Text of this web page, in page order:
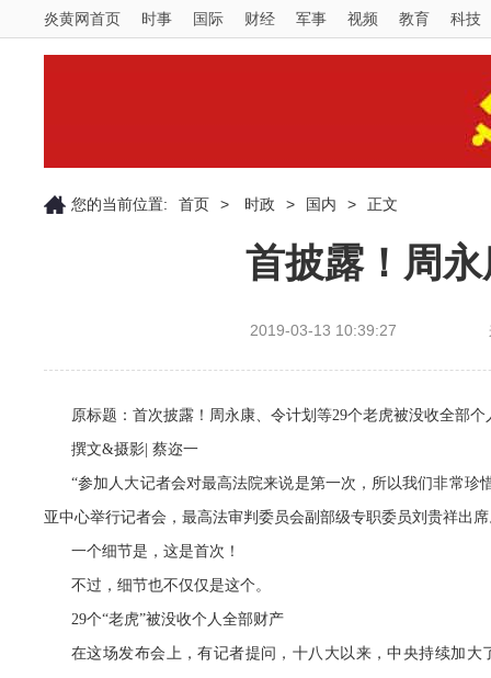
炎黄网首页 时事 国际 财经 军事 视频 教育 科技
您的当前位置: 首页 > 时政 > 国内 > 正文
首披露！周
2019-03-13 10:39:27
原标题：首次披露！周永康、令计划等29个老虎被没收全部个
撰文&摄影| 蔡迩一
“参加人大记者会对最高法院来说是第一次，所以我们非常
亚中心举行记者会，最高法审判委员会副部级专职委员刘贵祥出
一个细节是，这是首次！
不过，细节也不仅仅是这个。
29个“老虎”被没收个人全部财产
在这场发布会上，有记者提问，十八大以来，中央持续加